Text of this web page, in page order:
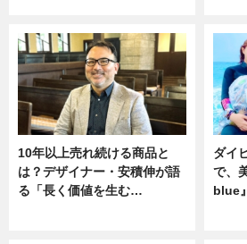
10年以上売れ続ける商品と
は？デザイナー・安積伸が語
る「長く価値を生む…
ダイ
で、
blue